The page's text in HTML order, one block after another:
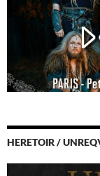
HERETOIR /